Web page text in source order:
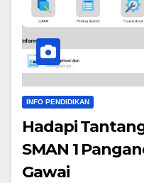
INFO PENDIDIKAN
Hadapi
SMAN 1
Gawai